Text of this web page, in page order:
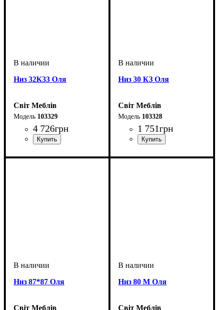
Низ 32К33 Оля
Світ Меблів
103329
4 726грн
Низ 30 КЗ Оля
Світ Меблів
103328
1 751грн
Низ 87*87 Оля
Світ Меблів
Низ 80 М Оля
Світ Меблів